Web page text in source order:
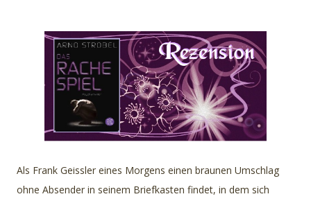
Als Frank Geissler eines Morgens einen braunen Umschlag
ohne Absender in seinem Briefkasten findet, in dem sich